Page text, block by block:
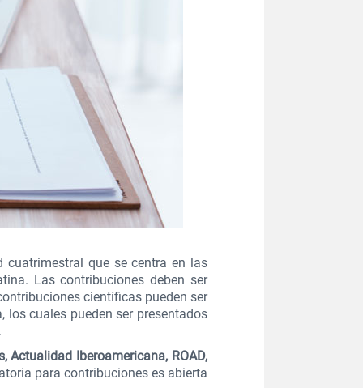
que se centra en las
Las contribuciones deben ser
científicas pueden ser
cuales pueden ser presentados
Actualidad Iberoamericana, ROAD,
para contribuciones es abierta